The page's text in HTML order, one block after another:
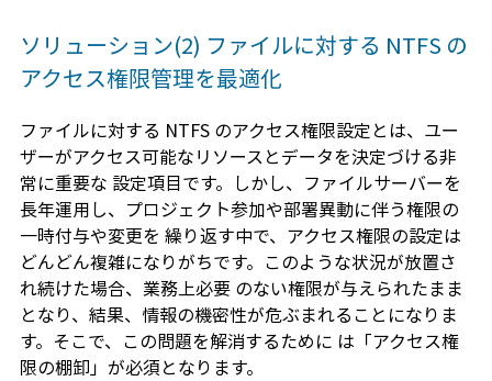
ソリューション(2) ファイルに対する NTFS の
アクセス権限管理を最適化
ファイルに対する NTFS のアクセス権限設定とは、ユー
ザーがアクセス可能なリソースとデータを決定づける非
常に重要な 設定項目です。しかし、ファイルサーバーを
長年運用し、プロジェクト参加や部署異動に伴う権限の
一時付与や変更を 繰り返す中で、アクセス権限の設定は
どんどん複雑になりがちです。このような状況が放置さ
れ続けた場合、業務上必要 のない権限が与えられたまま
となり、結果、情報の機密性が危ぶまれることになりま
す。そこで、この問題を解消するために は「アクセス権
限の棚卸」が必須となります。